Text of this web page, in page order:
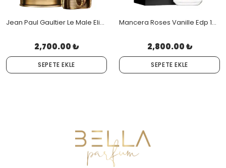
Jean Paul Gaultier Le Male Elixir Absolu Edp 125 Ml Orjinal Kutulu
2,700.00 ₺
SEPETE EKLE
Mancera Roses Vanille Edp 120 Ml Orjinal Kutulu
2,800.00 ₺
SEPETE EKLE